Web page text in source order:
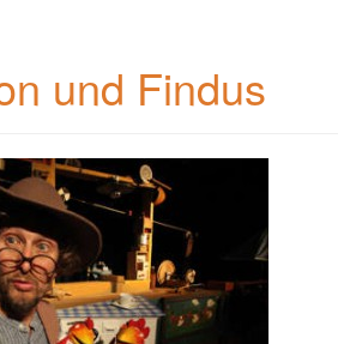
und Findus